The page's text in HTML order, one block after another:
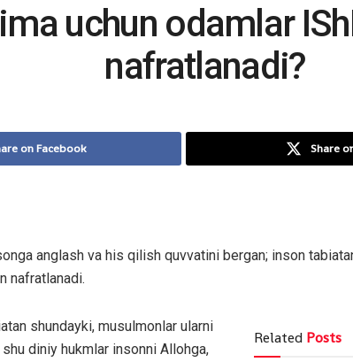
uchun odamlar
nafratlanadi?
on Facebook Share
anglash va his qilish quvvatini bergan; inson
nafratlanadi.
Related Posts
shundayki, musulmonlar ularni
diniy hukmlar insonni Allohga,